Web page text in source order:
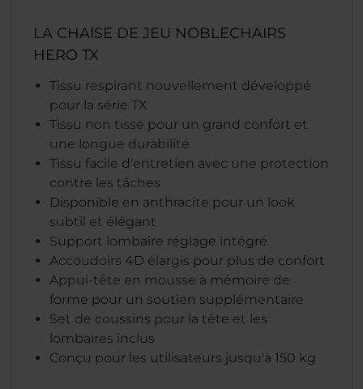
LA CHAISE DE JEU NOBLECHAIRS
HERO TX
Tissu respirant nouvellement développé
pour la série TX
Tissu non tissé pour un grand confort et
une longue durabilité
Tissu facile d'entretien avec une protection
contre les tâches
Disponible en anthracite pour un look
subtil et élégant
Support lombaire réglage intégré
Accoudoirs 4D élargis pour plus de confort
Appui-tête en mousse à mémoire de
forme pour un soutien supplémentaire
Set de coussins pour la tête et les
lombaires inclus
Conçu pour les utilisateurs jusqu'à 150 kg